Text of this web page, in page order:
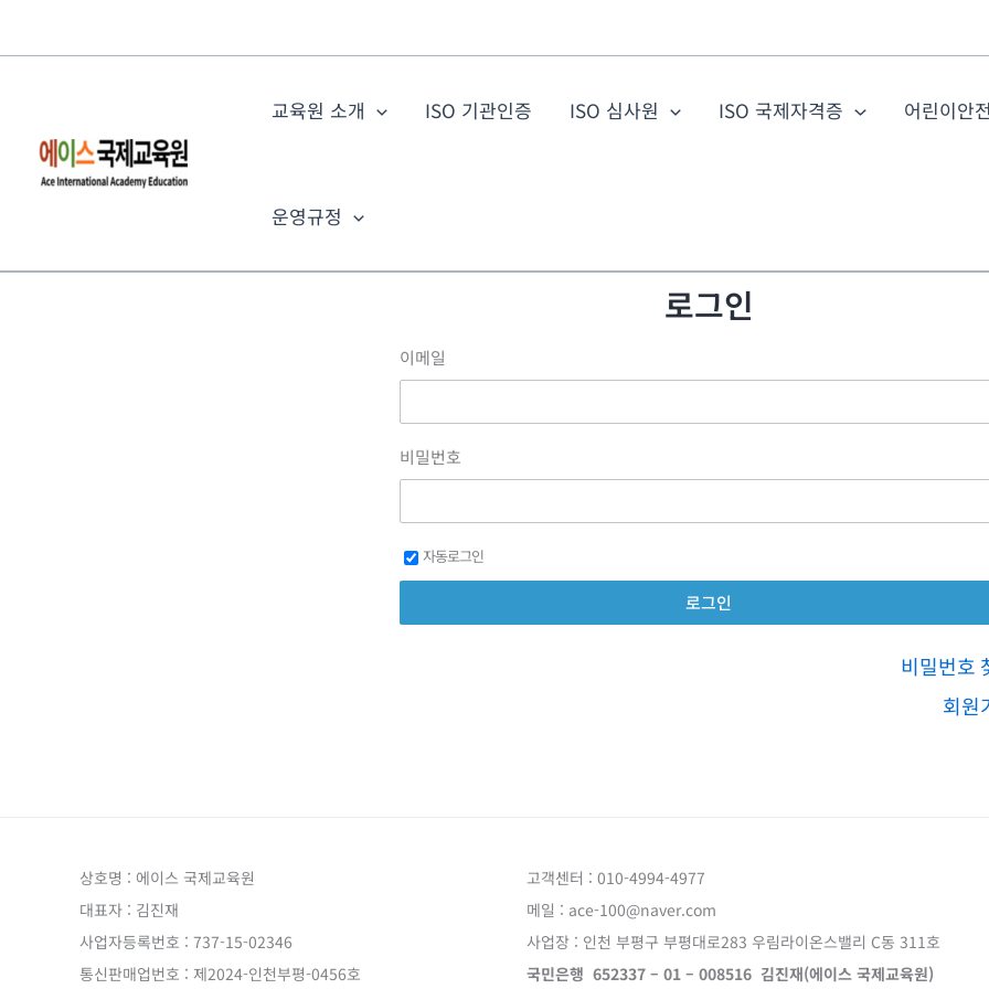
교육원 소개 ISO 기관인증 ISO 심사원 ISO 국제자격증 어린이안
운영규정
로그인
이메일
비밀번호
자동로그인
비밀번호
회원
상호명 : 에이스 국제교육원
대표자 : 김진재
사업자등록번호 : 737-15-02346
통신판매업번호 : 제2024-인천부평-0456호
고객센터 : 010-4994-4977
메일 : ace-100@naver.com
사업장 : 인천 부평구 부평대로283 우림라이온스밸리 C동 311호
국민은행 652337 – 01 – 008516 김진재(에이스 국제교육원)